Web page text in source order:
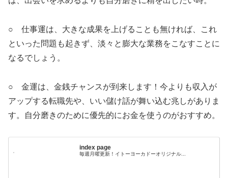
○ 仕事運は、大きな成果を上げることも無ければ、これ
といった問題も起きず、淡々と膨大な業務をこなすことに
なるでしょう。
○ 金運は、金銭チャンスが到来します！今よりも収入が
アップする転職先や、いい儲け話が舞い込む兆しがありま
す。自分磨きのために優先的にお金を使うのがおすすめ。
index page
毎週月曜更新！イトーヨーカドーオリジナル...